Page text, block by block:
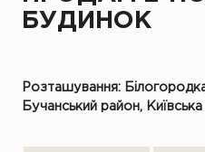
БУДИНОК
Розташування:
Бучанський район, Київська